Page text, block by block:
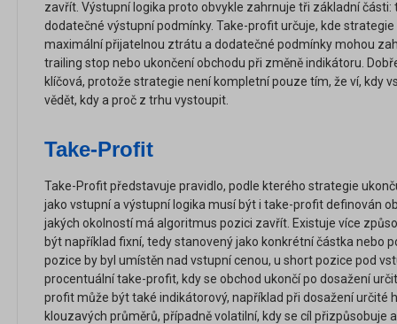
zavřít. Výstupní logika proto obvykle zahrnuje tři základní
dodatečné výstupní podmínky. Take-profit určuje, kde
maximální přijatelnou ztrátu a dodatečné podmínky mohou
trailing stop nebo ukončení obchodu při změně indikátoru.
klíčová, protože strategie není kompletní pouze tím, že ví, kdy
vědět, kdy a proč z trhu vystoupit.
Take-Profit
Take-Profit představuje pravidlo, podle kterého strategie
jako vstupní a výstupní logika musí být i take-profit definován
jakých okolností má algoritmus pozici zavřít. Existuje více
být například fixní, tedy stanovený jako konkrétní částka nebo
pozice by byl umístěn nad vstupní cenou, u short pozice pod
procentuální take-profit, kdy se obchod ukončí po dosažení
profit může být také indikátorový, například při dosažení určité
klouzavých průměrů, případně volatilní, kdy se cíl přizpůsobuje